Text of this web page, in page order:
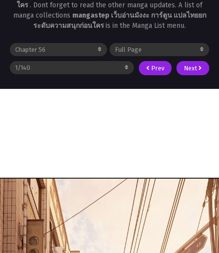
ใคร . Dont forget to read the other manga updates. A list of
manga collections mangastep เว็บอ่านมังงะ การ์ตูน แปลไทยยก
ระดับความสนุกก่อนใครis in the Manga List menu.
Prev Next